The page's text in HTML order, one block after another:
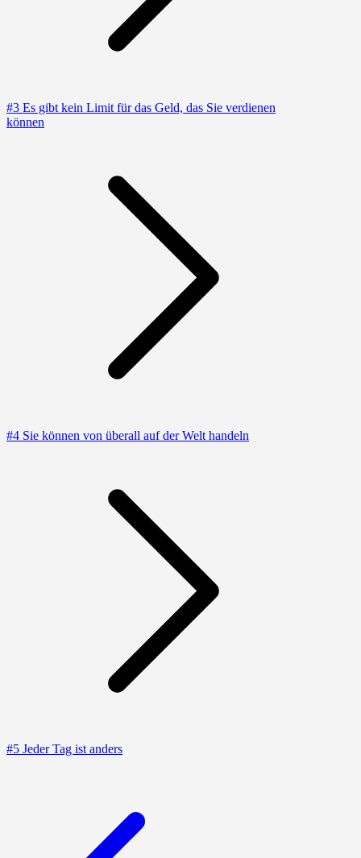
#3 Es gibt kein Limit für das Geld, das Sie verdienen
können
#4 Sie können von überall auf der Welt handeln
#5 Jeder Tag ist anders